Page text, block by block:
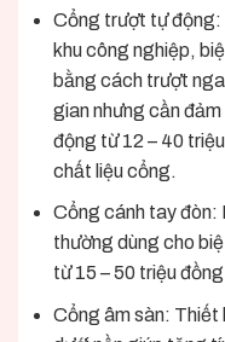
Cổng trượt tự động:
khu công nghiệp,
bằng cách trượt
gian nhưng cần
động từ 12 – 40
chất liệu cổng.
Cổng cánh tay đòn:
thường dùng cho
từ 15 – 50 triệu
Cổng âmsàn: Thiết